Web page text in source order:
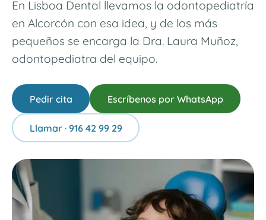
En Lisboa Dental llevamos la odontopediatría
en Alcorcón con esa idea, y de los más
pequeños se encarga la Dra. Laura Muñoz,
odontopediatra del equipo.
Pedir cita Escríbenos por WhatsApp
Llamar · 916 42 99 29